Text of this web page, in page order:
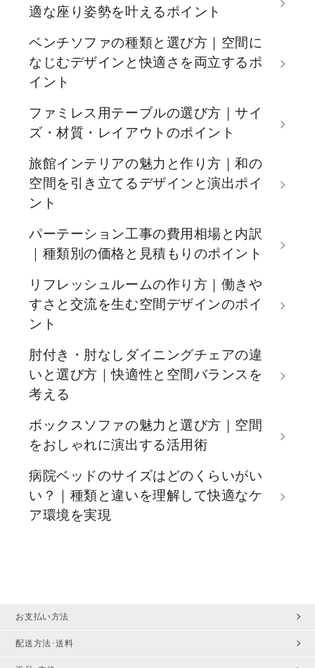
適な座り姿勢を叶えるポイント
ベンチソファの種類と選び方｜空間に
なじむデザインと快適さを両立するポ
イント
ファミレス用テーブルの選び方｜サイ
ズ・材質・レイアウトのポイント
旅館インテリアの魅力と作り方｜和の
空間を引き立てるデザインと演出ポイ
ント
パーテーション工事の費用相場と内訳
｜種類別の価格と見積もりのポイント
リフレッシュルームの作り方｜働きや
すさと交流を生む空間デザインのポイ
ント
肘付き・肘なしダイニングチェアの違
いと選び方｜快適性と空間バランスを
考える
ボックスソファの魅力と選び方｜空間
をおしゃれに演出する活用術
病院ベッドのサイズはどのくらいがい
い？｜種類と違いを理解して快適なケ
ア環境を実現
お支払い方法
配送方法･送料